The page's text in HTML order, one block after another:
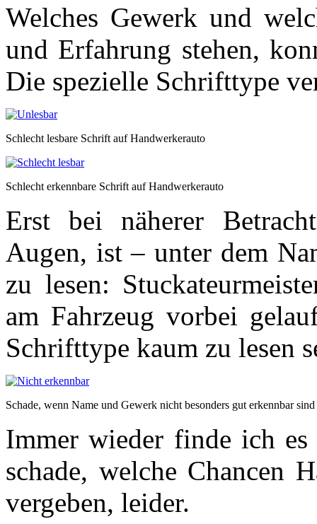
Welches Gewerk und
und Erfahrung stehen,
Die spezielle Schrifttype
Schlecht lesbare Schrift auf Handwerkerauto
Schlecht erkennbare Schrift auf Handwerkerauto
Erst bei näherer
Augen, ist – unter dem
zu lesen:
am Fahrzeug vorbei
Schrifttype kaum zu lesen
Schade, wenn Name und Gewerk nicht besonders gut erkennbar sind
Immer wieder finde ich
schade, welche Chancen
vergeben, leider.